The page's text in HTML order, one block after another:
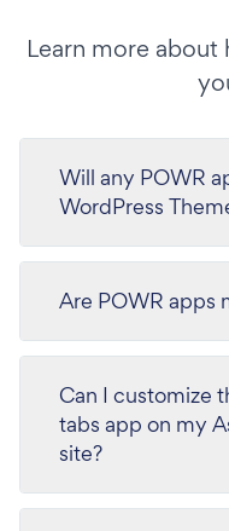
Learn more
Will any POWR
WordPress
Are POWR apps
Can I customize
tabs app on my
site?